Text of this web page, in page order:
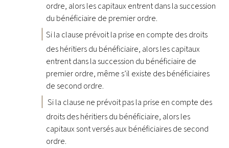
ordre, alors les capitaux entrent dans la succession
du bénéficiaire de premier ordre.
Si la clause prévoit la prise en compte des droits
des héritiers du bénéficiaire, alors les capitaux
entrent dans la succession du bénéficiaire de
premier ordre, même s’il existe des bénéficiaires
de second ordre.
Si la clause ne prévoit pas la prise en compte des
droits des héritiers du bénéficiaire, alors les
capitaux sont versés aux bénéficiaires de second
ordre.